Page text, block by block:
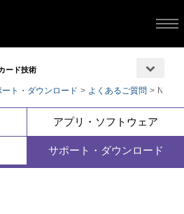
ード技術
ート・ダウンロード よくあるご質問 NFC
アプリ・ソフトウェア
サポート・ダウンロード